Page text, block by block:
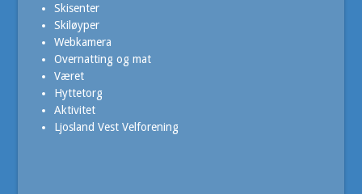
Skisenter
Skiløyper
Webkamera
Overnatting og mat
Været
Hyttetorg
Aktivitet
Ljosland Vest Velforening